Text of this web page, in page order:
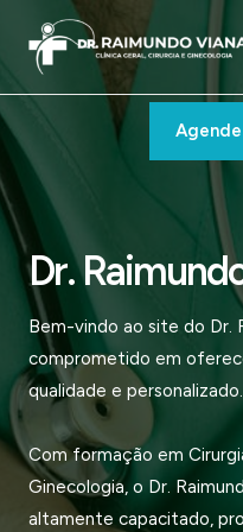
para
conteúdo
Dr.
Bem-vindo ao site do Dr.
comprometido em
qualidade e personalizado.
Com formação em
Ginecologia, o Dr.
altamente capacitado,